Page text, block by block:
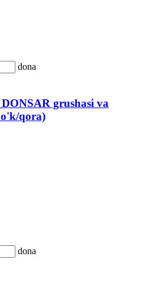
dona
grushasi va
qora)
dona